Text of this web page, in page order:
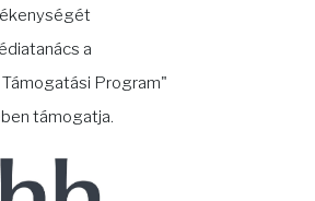
a
Program"
támogatja.